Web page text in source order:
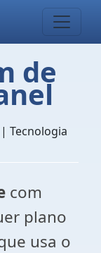
de
Tecnologia
com
plano
usa o